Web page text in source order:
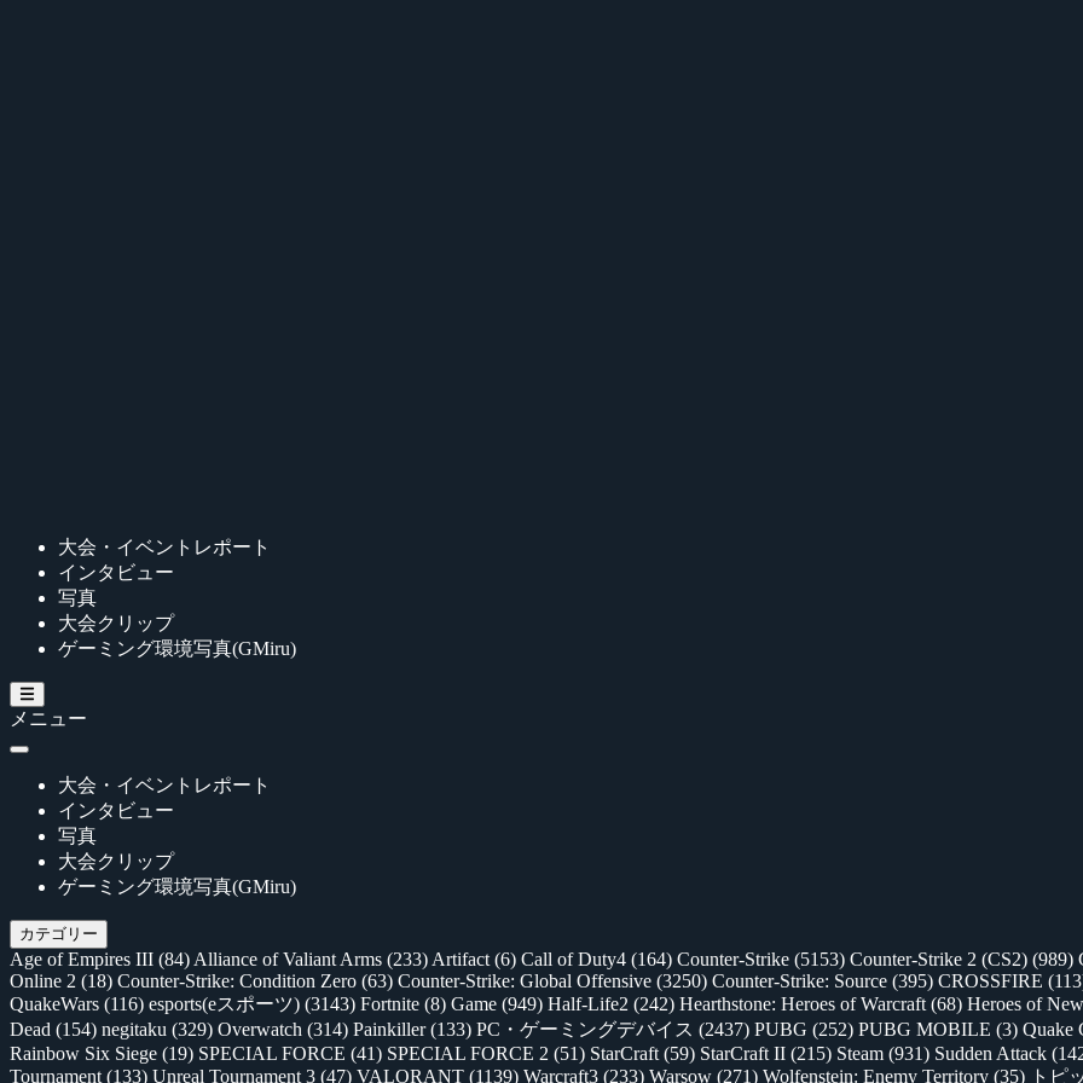
大会・イベントレポート
インタビュー
写真
大会クリップ
ゲーミング環境写真(GMiru)
メニュー
大会・イベントレポート
インタビュー
写真
大会クリップ
ゲーミング環境写真(GMiru)
カテゴリー
Age of Empires III (84) Alliance of Valiant Arms (233) Artifact (6) Call of Duty4 (164) Counter-Strike (5153) Counter-Strike 2 (CS2) (989)
Online 2 (18) Counter-Strike: Condition Zero (63) Counter-Strike: Global Offensive (3250) Counter-Strike: Source (395) CROSSFIRE
QuakeWars (116) esports(eスポーツ) (3143) Fortnite (8) Game (949) Half-Life2 (242) Hearthstone: Heroes of Warcraft (68) Heroes of
Dead (154) negitaku (329) Overwatch (314) Painkiller(133) PC・ゲーミングデバイス (2437) PUBG (252) PUBG MOBILE (3) Quake
Rainbow Six Siege (19) SPECIAL FORCE (41) SPECIAL FORCE 2 (51) StarCraft (59) StarCraft II (215) Steam (931) Sudden Attack
Tournament (133) Unreal Tournament 3 (47) VALORANT (1139) Warcraft3 (233) Warsow (271) Wolfenstein: Enemy Territory (35) トピ